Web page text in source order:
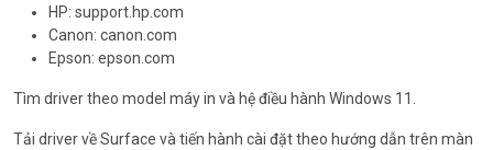
HP: support.hp.com
Canon: canon.com
Epson: epson.com
Tìm driver theo model máy in và hệ điều hành Windows 11.
Tải driver về Surface và tiến hành cài đặt theo hướng dẫn trên màn